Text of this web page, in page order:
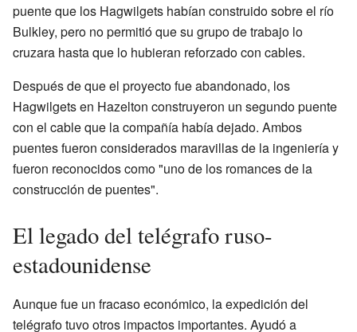
puente que los Hagwilgets habían construido sobre el río
Bulkley, pero no permitió que su grupo de trabajo lo
cruzara hasta que lo hubieran reforzado con cables.
Después de que el proyecto fue abandonado, los
Hagwilgets en Hazelton construyeron un segundo puente
con el cable que la compañía había dejado. Ambos
puentes fueron considerados maravillas de la ingeniería y
fueron reconocidos como "uno de los romances de la
construcción de puentes".
El legado del telégrafo ruso-
estadounidense
Aunque fue un fracaso económico, la expedición del
telégrafo tuvo otros impactos importantes. Ayudó a